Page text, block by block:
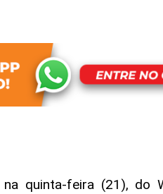
quinta-feira (21), do